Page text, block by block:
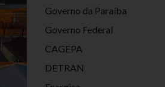
Governo da Paraíba
Governo Federal
CAGEPA
DETRAN